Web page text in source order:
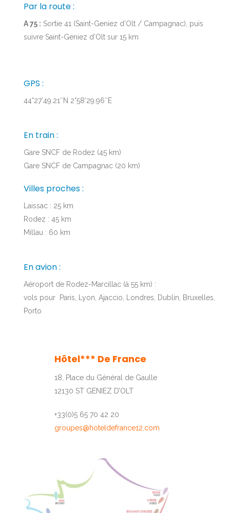
Par la route :
A 75 : Sortie 41 (Saint-Geniez d’Olt / Campagnac), puis
suivre Saint-Geniez d’Olt sur 15 km
GPS :
44°27’49.21″N 2°58’29.96″E
En train :
Gare SNCF de Rodez (45 km)
Gare SNCF de Campagnac (20 km)
Villes proches :
Laissac : 25 km
Rodez : 45 km
Millau : 60 km
En avion :
Aéroport de Rodez-Marcillac (à 55 km) :
vols pour Paris, Lyon, Ajaccio, Londres, Dublin, Bruxelles,
Porto
Hôtel*** De France
18, Place du Général de Gaulle
12130 ST GENIEZ D’OLT
+33(0)5 65 70 42 20
groupes@hoteldefrance12.com